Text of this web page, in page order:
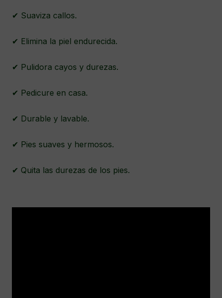
✔ Suaviza callos.
✔ Elimina la piel endurecida.
✔ Pulidora cayos y durezas.
✔ Pedicure en casa.
✔ Durable y lavable.
✔ Pies suaves y hermosos.
✔ Quita las durezas de los pies.